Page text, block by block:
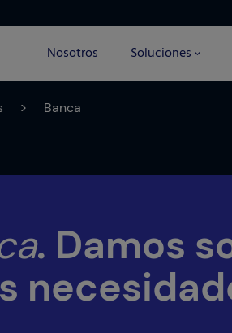
Nosotros Soluciones
> Banca
. Damos